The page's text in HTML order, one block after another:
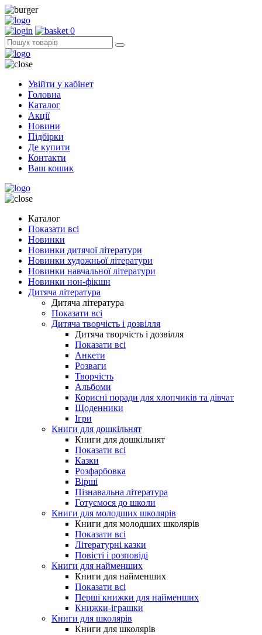
0
Увійти у кабінет
Головна
Каталог
Акції
Новини
Підбірки
Де купити
Контакти
Ваш кошик
Каталог
Показати всі
Новинки
Новинки дитячої літератури
Новинки художньої літератури
Новинки навчальної літератури
Новинки нон-фікшн
Дитяча література
Дитяча література
Показати всі
Дитяча творчість і дозвілля
Дитяча творчість і дозвілля
Показати всі
Анкети
Розваги
Творчість
Альбоми
Корисні поради для хлопчиків та дівчат
Щоденники
Ігри
Книги для дошкільнят
Книги для дошкільнят
Показати всі
Казки
Розфарбовка
Вірші
Пізнавальна література
Готуємося до школи
Книги для молодших школярів
Книги для молодших школярів
Показати всі
Літературні казки
Повісті і розповіді
Книги для найменших
Книги для найменших
Показати всі
Перші книжки для найменших
Книжки-іграшки
Книги для школярів
Книги для школярів